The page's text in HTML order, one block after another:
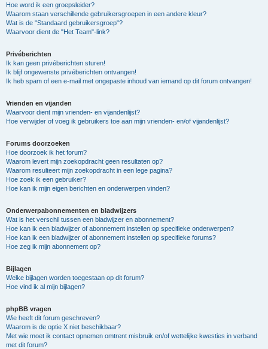
Hoe word ik een groepsleider?
Waarom staan verschillende gebruikersgroepen in een andere kleur?
Wat is de "Standaard gebruikersgroep"?
Waarvoor dient de "Het Team"-link?
Privéberichten
Ik kan geen privéberichten sturen!
Ik blijf ongewenste privéberichten ontvangen!
Ik heb spam of een e-mail met ongepaste inhoud van iemand op dit forum ontvangen!
Vrienden en vijanden
Waarvoor dient mijn vrienden- en vijandenlijst?
Hoe verwijder of voeg ik gebruikers toe aan mijn vrienden- en/of vijandenlijst?
Forums doorzoeken
Hoe doorzoek ik het forum?
Waarom levert mijn zoekopdracht geen resultaten op?
Waarom resulteert mijn zoekopdracht in een lege pagina?
Hoe zoek ik een gebruiker?
Hoe kan ik mijn eigen berichten en onderwerpen vinden?
Onderwerpabonnementen en bladwijzers
Wat is het verschil tussen een bladwijzer en abonnement?
Hoe kan ik een bladwijzer of abonnement instellen op specifieke onderwerpen?
Hoe kan ik een bladwijzer of abonnement instellen op specifieke forums?
Hoe zeg ik mijn abonnement op?
Bijlagen
Welke bijlagen worden toegestaan op dit forum?
Hoe vind ik al mijn bijlagen?
phpBB vragen
Wie heeft dit forum geschreven?
Waarom is de optie X niet beschikbaar?
Met wie moet ik contact opnemen omtrent misbruik en/of wettelijke kwesties in verband
met dit forum?